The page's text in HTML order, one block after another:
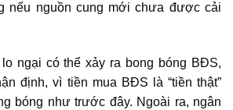
nếu nguồn cung mới chưa được cải
ngại có thể xảy ra bong bóng BĐS,
định, vì tiền mua BĐS là “tiền thật”
bóng như trước đây. Ngoài ra, ngân